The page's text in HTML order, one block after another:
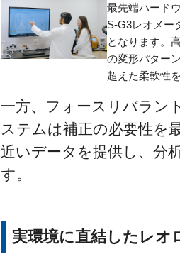
最先端ハード
S-G3レオメー
となります。
の変形パター
超えた柔軟性
一方、フォースリバラン
ステムは補正の必要性を
近いデータを提供し、分
す。
実環境に直結したレオ